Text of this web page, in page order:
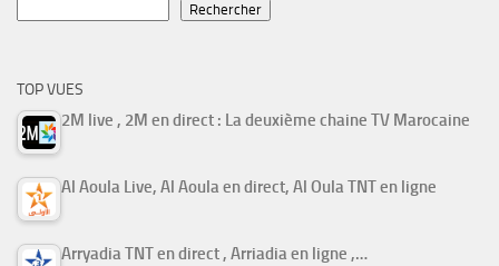
Rechercher
TOP VUES
2M live , 2M en direct : La deuxième chaine TV Marocaine
Al Aoula Live, Al Aoula en direct, Al Oula TNT en ligne
Arryadia TNT en direct , Arriadia en ligne ,…